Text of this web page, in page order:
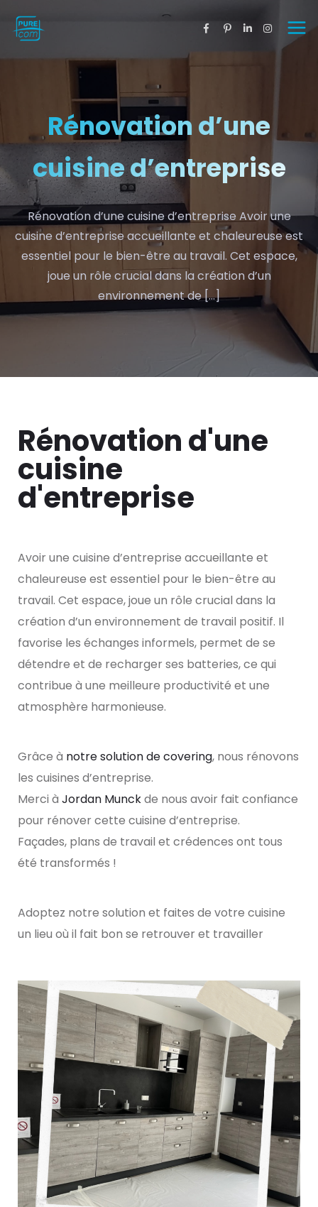
Rénovation d’une
cuisine d’entreprise
Rénovation d’une cuisine d’entreprise Avoir une
cuisine d’entreprise accueillante et chaleureuse est
essentiel pour le bien-être au travail. Cet espace,
joue un rôle crucial dans la création d’un
environnement de […]
Rénovation d'une
cuisine
d'entreprise
Avoir une cuisine d’entreprise accueillante et
chaleureuse est essentiel pour le bien-être au
travail. Cet espace, joue un rôle crucial dans la
création d’un environnement de travail positif. Il
favorise les échanges informels, permet de se
détendre et de recharger ses batteries, ce qui
contribue à une meilleure productivité et une
atmosphère harmonieuse.
Grâce à notre solution de covering, nous rénovons
les cuisines d’entreprise.
Merci à Jordan Munckde nous avoir fait confiance
pour rénover cette cuisine d’entreprise.
Façades, plans de travail et crédences ont tous
été transformés !
Adoptez notre solution et faites de votre cuisine
un lieu où il fait bon se retrouver et travailler